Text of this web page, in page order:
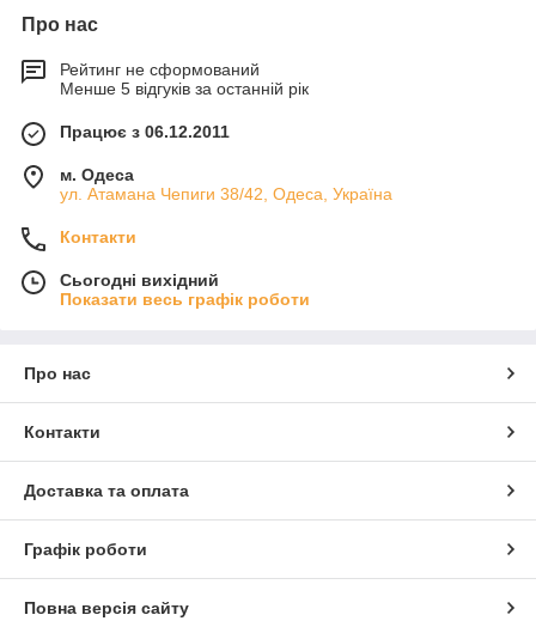
Про нас
Рейтинг не сформований
Менше 5 відгуків за останній рік
Працює з 06.12.2011
м. Одеса
ул. Атамана Чепиги 38/42, Одеса, Україна
Контакти
Сьогодні вихідний
Показати весь графік роботи
Про нас
Контакти
Доставка та оплата
Графік роботи
Повна версія сайту